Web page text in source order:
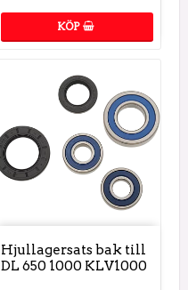
KÖP
Hjullagersats bak till
DL 650 1000 KLV1000